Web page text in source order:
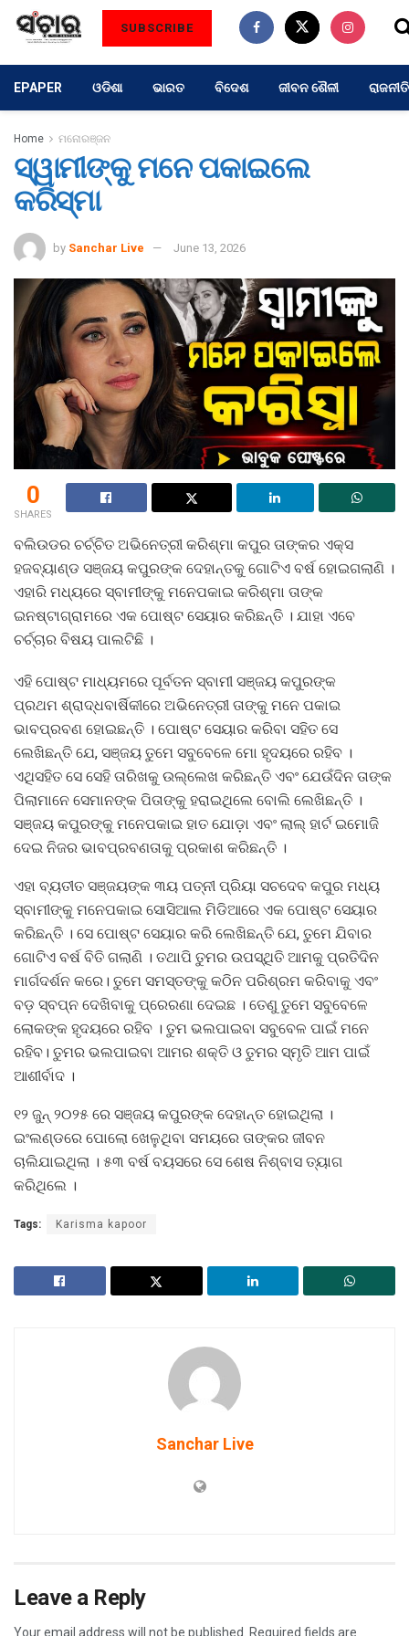
SUBSCRIBE
EPAPER ଓଡିଶା ଭାରତ ବିଦେଶ ଜୀବନ ଶୈଳୀ ରାଜନୀତି
Home ମନୋରଞ୍ଜନ
ସ୍ୱାମୀଙ୍କୁ ମନେ ପକାଇଲେ
କରିସ୍ମା
by Sanchar Live June 13, 2026
0
SHARES
ବଲିଉଡର ଚର୍ଚ୍ଚିତ ଅଭିନେତ୍ରୀ କରିଶ୍ମା କପୁର ତାଙ୍କର ଏକ୍ସ
ହଜବ୍ୟାଣ୍ଡ ସଞ୍ଜୟ କପୁରଙ୍କ ଦେହାନ୍ତକୁ ଗୋଟିଏ ବର୍ଷ ହୋଇଗଲାଣି ।
ଏହାରି ମଧ୍ୟରେ ସ୍ବାମୀଙ୍କୁ ମନେପକାଇ କରିଶ୍ମା ତାଙ୍କ
ଇନଷ୍ଟାଗ୍ରାମରେ ଏକ ପୋଷ୍ଟ ସେୟାର କରିଛନ୍ତି । ଯାହା ଏବେ
ଚର୍ଚ୍ଚାର ବିଷୟ ପାଲଟିଛି ।
ଏହି ପୋଷ୍ଟ ମାଧ୍ୟମରେ ପୂର୍ବତନ ସ୍ବାମୀ ସଞ୍ଜୟ କପୁରଙ୍କ
ପ୍ରଥମ ଶ୍ରାଦ୍ଧବାର୍ଷିକୀରେ ଅଭିନେତ୍ରୀ ତାଙ୍କୁ ମନେ ପକାଇ
ଭାବପ୍ରବଣ ହୋଇଛନ୍ତି । ପୋଷ୍ଟ ସେୟାର କରିବା ସହିତ ସେ
ଲେଖିଛନ୍ତି ଯେ, ସଞ୍ଜୟ ତୁମେ ସବୁବେଳେ ମୋ ହୃଦୟରେ ରହିବ ।
ଏଥିସହିତ ସେ ସେହି ତାରିଖକୁ ଉଲ୍ଲେଖ କରିଛନ୍ତି ଏବଂ ଯେଉଁଦିନ ତାଙ୍କ
ପିଲାମାନେ ସେମାନଙ୍କ ପିତାଙ୍କୁ ହରାଇଥିଲେ ବୋଲି ଲେଖିଛନ୍ତି ।
ସଞ୍ଜୟ କପୁରଙ୍କୁ ମନେପକାଇ ହାତ ଯୋଡ଼ା ଏବଂ ଲାଲ୍ ହାର୍ଟ ଇମୋଜି
ଦେଇ ନିଜର ଭାବପ୍ରବଣତାକୁ ପ୍ରକାଶ କରିଛନ୍ତି ।
ଏହା ବ୍ୟତୀତ ସଞ୍ଜୟଙ୍କ ୩ୟ ପତ୍ନୀ ପ୍ରିୟା ସଚଦେବ କପୁର ମଧ୍ୟ
ସ୍ବାମୀଙ୍କୁ ମନେପକାଇ ସୋସିଆଲ ମିଡିଆରେ ଏକ ପୋଷ୍ଟ ସେୟାର
କରିଛନ୍ତି । ସେ ପୋଷ୍ଟ ସେୟାର କରି ଲେଖିଛନ୍ତି ଯେ, ତୁମେ ଯିବାର
ଗୋଟିଏ ବର୍ଷ ବିତି ଗଲାଣି । ତଥାପି ତୁମର ଉପସ୍ଥିତି ଆମକୁ ପ୍ରତିଦିନ
ମାର୍ଗଦର୍ଶନ କରେ। ତୁମେ ସମସ୍ତଙ୍କୁ କଠିନ ପରିଶ୍ରମ କରିବାକୁ ଏବଂ
ବଡ଼ ସ୍ବପ୍ନ ଦେଖିବାକୁ ପ୍ରେରଣା ଦେଇଛ । ତେଣୁ ତୁମେ ସବୁବେଳେ
ଲୋକଙ୍କ ହୃଦୟରେ ରହିବ । ତୁମ ଭଲପାଇବା ସବୁବେଳ ପାଇଁ ମନେ
ରହିବ। ତୁମର ଭଲପାଇବା ଆମର ଶକ୍ତି ଓ ତୁମର ସ୍ମୃତି ଆମ ପାଇଁ
ଆଶୀର୍ବାଦ ।
୧୨ ଜୁନ୍ ୨୦୨୫ ରେ ସଞ୍ଜୟ କପୁରଙ୍କ ଦେହାନ୍ତ ହୋଇଥିଲା ।
ଇଂଲଣ୍ଡରେ ପୋଲୋ ଖେଳୁଥିବା ସମୟରେ ତାଙ୍କର ଜୀବନ
ଚାଲିଯାଇଥିଲା । ୫୩ ବର୍ଷ ବୟସରେ ସେ ଶେଷ ନିଶ୍ବାସ ତ୍ୟାଗ
କରିଥିଲେ ।
Tags: Karisma kapoor
Sanchar Live
Leave a Reply
Your email address will not be published. Required fields are